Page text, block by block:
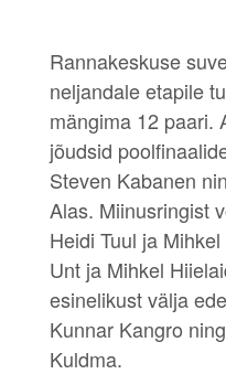
Rannakeskuse
neljandale etapile
mängima 12 paari.
jõudsid
Steven Kabanen
Alas. Miinusringist
Heidi Tuul ja
Unt ja Mihkel
esinelikust välja
Kunnar Kangro
Kuldma.